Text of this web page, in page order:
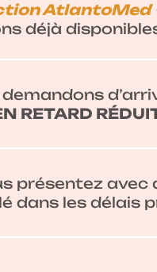
AtlantoMed
déjà
RETARD
présentez avec
dans les délais